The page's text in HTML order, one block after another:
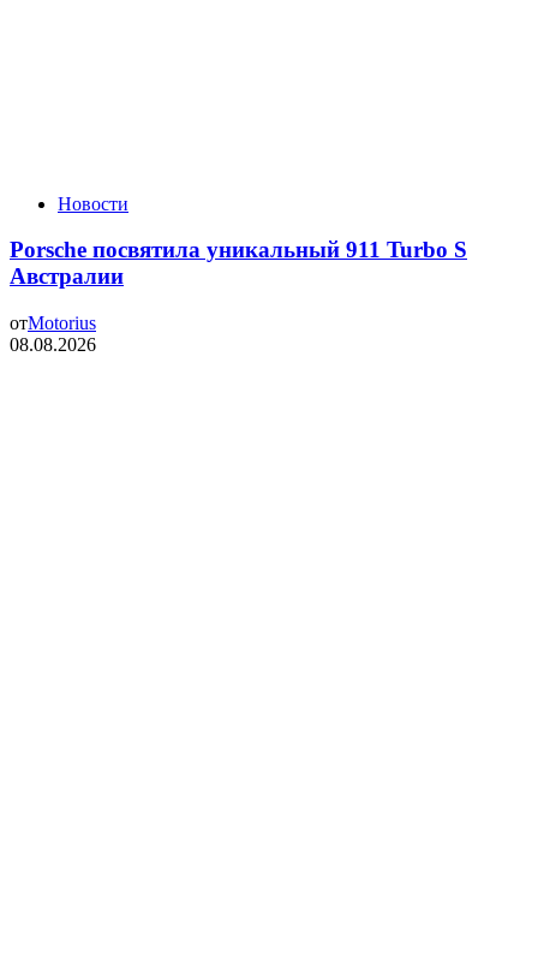
Новости
Porsche посвятила уникальный 911 Turbo S
Австралии
отMotorius
08.08.2026